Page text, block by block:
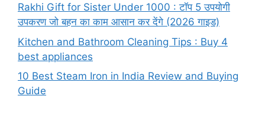
Rakhi Gift for Sister Under 1000 : टॉप 5 उपयोगी
उपकरण जो बहन का काम आसान कर देंगे (2026 गाइड)
Kitchen and Bathroom Cleaning Tips : Buy 4
best appliances
10 Best Steam Iron in India Review and Buying
Guide